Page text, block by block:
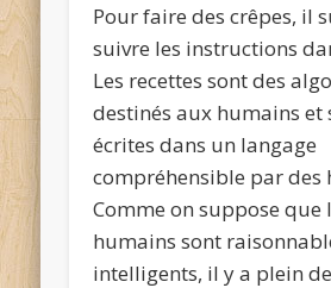
Pour faire des crêpes, il
suivre les instructions
Les recettes sont des
destinés aux humains et
écrites dans un langage
compréhensible par des
Comme on suppose que
humains sont
intelligents, il y a plein